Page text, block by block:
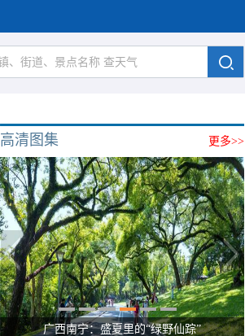
更多>>
高清图集
呼伦贝尔草原 藏着最治愈的蓝天白云